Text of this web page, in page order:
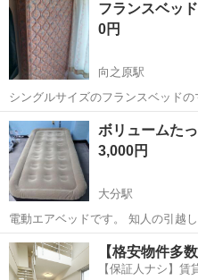
フランスベッ
0円
向之原駅
シングルサイズのフランスベッドの
す。車で取りに来て積み込み頂ける
大分 由布市 向之原駅
ボリュームた
3,000円
大分駅
電動エアベッドです。 知人の引越
いただきましたが、使う機会がな
投稿しました。 動作確認済み 当方
面に壁に擦った様な汚れありますが
大分 大分市 大分駅 ベッ
【格安物件多
【保証人ナシ】賃